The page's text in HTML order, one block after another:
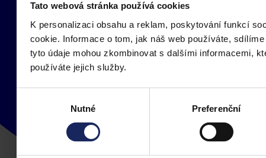
Tato webová stránka používá cookies
K personalizaci obsahu a reklam, poskytování funkcí
cookie. Informace o tom, jak náš web používáte,
tyto údaje mohou zkombinovat s dalšími informacemi,
používáte jejich služby.
Nutné Preferenční